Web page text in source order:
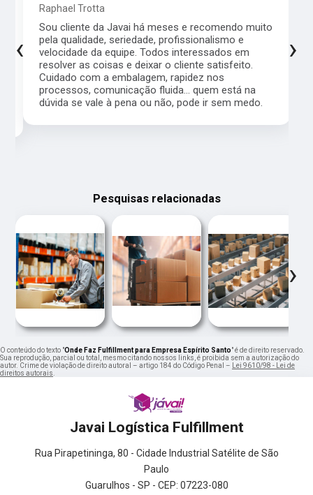
Raphael Trotta
Sou cliente da Javai há meses e recomendo muito
pela qualidade, seriedade, profissionalismo e
velocidade da equipe. Todos interessados em
resolver as coisas e deixar o cliente satisfeito.
Cuidado com a embalagem, rapidez nos
processos, comunicação fluida... quem está na
dúvida se vale à pena ou não, pode ir sem medo.
‹ ›
Pesquisas relacionadas
‹ ›
O conteúdo do texto "Onde Faz Fulfillment para Empresa Espírito Santo" é de direito reservado.
Sua reprodução, parcial ou total, mesmo citando nossos links, é proibida sem a autorização do
autor. Crime de violação de direito autoral – artigo 184 do Código Penal –
Lei 9610/98 - Lei de
direitos autorais
Javai Logística Fulfillment
Rua Pirapetininga, 80 - Cidade Industrial Satélite de São
Paulo
Guarulhos - SP - CEP: 07223-080